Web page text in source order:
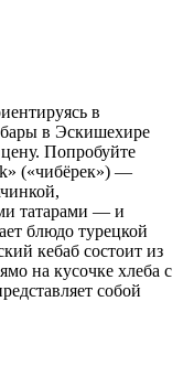
в
бары в Эскишехире
Попробуйте
(«чибёрек») —
татарами — и
блюдо турецкой
кебаб состоит из
на кусочке хлеба с
собой